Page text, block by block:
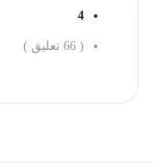
66 تعليق )